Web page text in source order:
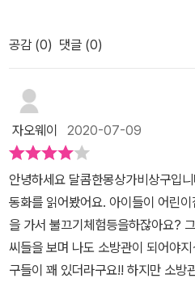
이 합심해 불을 껐겠지요. 이 모든
로 효율적으로 효과적으로 해냅니다
하기 위해 평소에도 얼마나 치열하
비를 손질하고 출동을 위한 만반의
세히 보여줍니다. 또한 단순히 도심
'화재진압'이라는 임무뿐 아니라, 교
치, 바다와 공항에서의 구조활동 등
중임을 알려줍니다. 실은 저도 재난
생각을 해보지 않았기에, 덕분에 배
24시]가 비록 어린이 그림책이지만,
을 알리는 신호이며 눈에 띄는 색으
하는 소방관에게 딱 어울리는 색이다
그래지는 아이들의 눈엔영웅을 바
에서도 소방대피 훈련을 한다.우리
불시에 일어날지 모르는 사고에 대
고 대비하고 있다. 실물사진이 함께
느껴진다.소방관이 없던 과거의 화
한 소방차와 도구들이 나온다.상황
경에 따라 사용되는 여러 소방차와
서 모든 생명을 구조하는 소방관들
들은 쉬는 시간에도 운동을 하며 체
공감 (0) 댓글 (0)
자오웨이 2020-07-09
안녕하세요 달콤한몽상가비상구입니다. 오늘은 아이들과 함께
동화를 읽어봤어요. 아이들이 어린
을 가서 불끄기체험등을하잖아요?
씨들을 보며 나도 소방관이 되어야
구들이 꽤 있더라구요!! 하지만 소방